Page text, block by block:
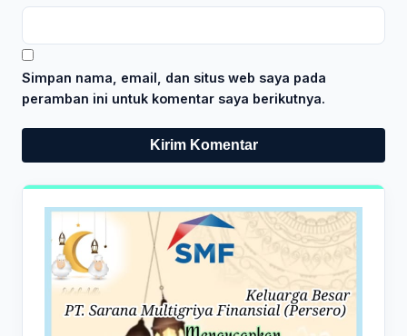
Simpan nama, email, dan situs web saya pada
peramban ini untuk komentar saya berikutnya.